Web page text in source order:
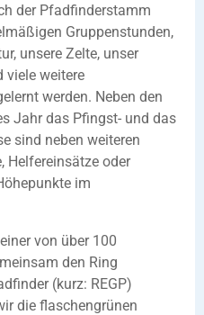
der Pfadfinderstamm
Gruppenstunden,
unsere Zelte, unser
viele weitere
werden. Neben den
Jahr das Pfingst- und das
sind neben weiteren
Helfereinsätze oder
im
von über 100
den Ring
(kurz: REGP)
die flaschengrünen